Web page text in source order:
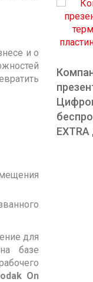
и о
для
базе
On